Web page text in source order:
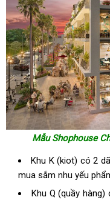
Mẫu Shophouse
Khu K (kiot) có 2
mua sắm nhu yếu
Khu Q (quầy